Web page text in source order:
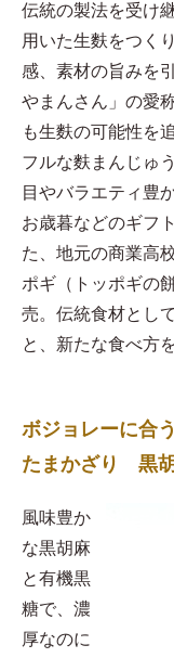
伝統の製法を受け
用いた生麩をつく
感、素材の旨みを
やまんさん」の愛
も生麩の可能性を
フルな麩まんじゅ
目やバラエティ豊
お歳暮などのギフ
た、地元の商業高
ポギ（トッポギの
売。伝統食材とし
と、新たな食べ方
ボジョレーに合
たまかざり 黒胡
風味豊か
な黒胡麻
と有機黒
糖で、濃
厚なのに